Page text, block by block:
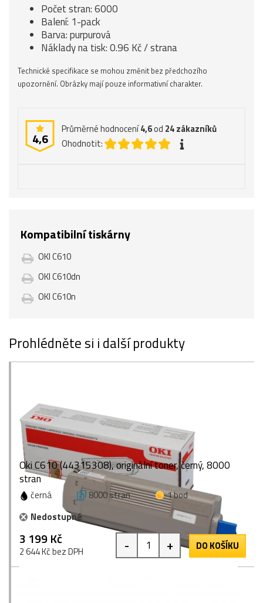
Počet stran: 6000
Balení: 1-pack
Barva: purpurová
Náklady na tisk: 0.96 Kč / strana
Technické specifikace se mohou změnit bez předchozího
upozornění. Obrázky mají pouze informativní charakter.
4,6
Průměrné hodnocení4,6od 24zákazníků
Ohodnotit:
Kompatibilní tiskárny
OKI C610
OKI C610dn
OKI C610n
Prohlédněte si i další produkty
Oki C610 (44315308), originální toner, černý, 8000
stran
černá 8000 stran
1 bod
Nedostupné
3 199 Kč
2 644 Kč bez DPH - + DO KOŠÍKU